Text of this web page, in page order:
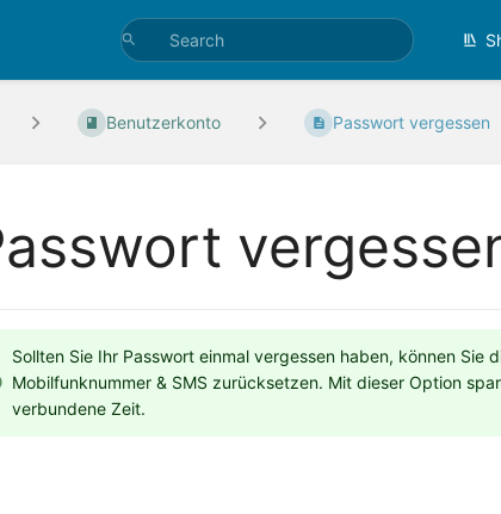
Benutzerkonto Passwort vergessen
Sollten Sie Ihr Passwort einmal vergessen haben, können Sie
Mobilfunknummer & SMS zurücksetzen. Mit dieser Option
verbundene Zeit.